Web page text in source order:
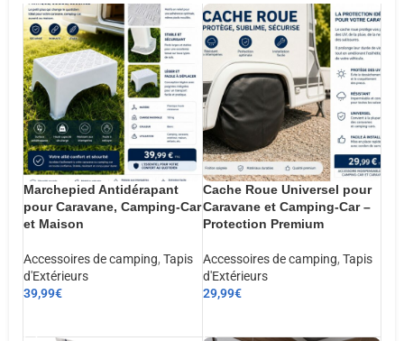
Marchepied Antidérapant
pour Caravane, Camping-Car
et Maison
Accessoires de camping, Tapis
d'Extérieurs
39,99€
Cache Roue Universel pour
Caravane et Camping-Car –
Protection Premium
Accessoires de camping, Tapis
d'Extérieurs
29,99€